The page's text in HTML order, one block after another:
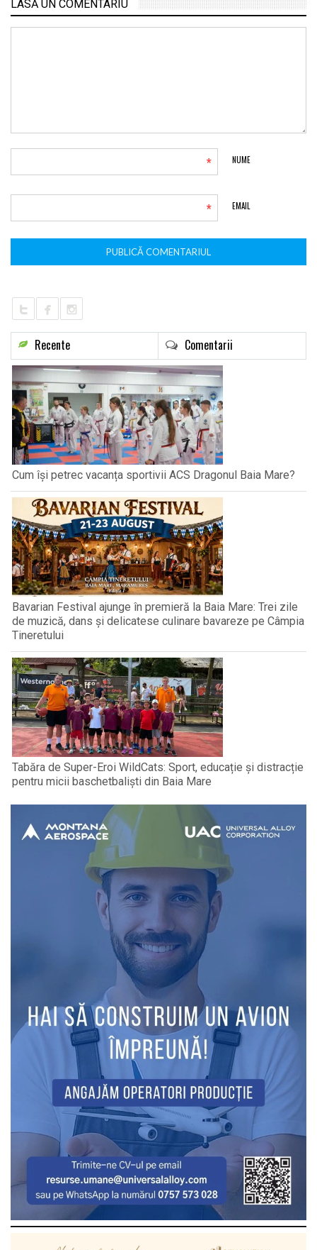
LASĂ UN COMENTARIU
NUME
*
EMAIL
*
Recente Comentarii
Cum își petrec vacanța sportivii ACS Dragonul Baia Mare?
Bavarian Festival ajunge în premieră la Baia Mare: Trei zile
de muzică, dans și delicatese culinare bavareze pe Câmpia
Tineretului
Tabăra de Super-Eroi WildCats: Sport, educație și distracție
pentru micii baschetbaliști din Baia Mare